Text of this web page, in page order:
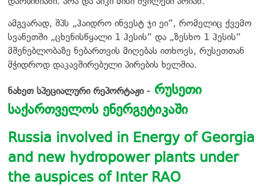
ამგვარად, შპს „ჰაიდრო ინვესტ ჯი ეი“, რომელიც ქვემო
სვანეთში „ცხენისწყალი 1 ჰესის“ და „ზესხო 1 ჰესის“
მშენებლობაზე ნებართვის მიღებას ითხოვს, რუსეთთან
მჭიდროდ დაკავშირებული პირების ხელშია.
ნახეთ სპეციალური რეპორტაჟი - რუსეთი
საქართველოს ენერგეტიკაში
Russia involved in Energy of Georgia
and new hydropower plants under
the auspices of Inter RAO